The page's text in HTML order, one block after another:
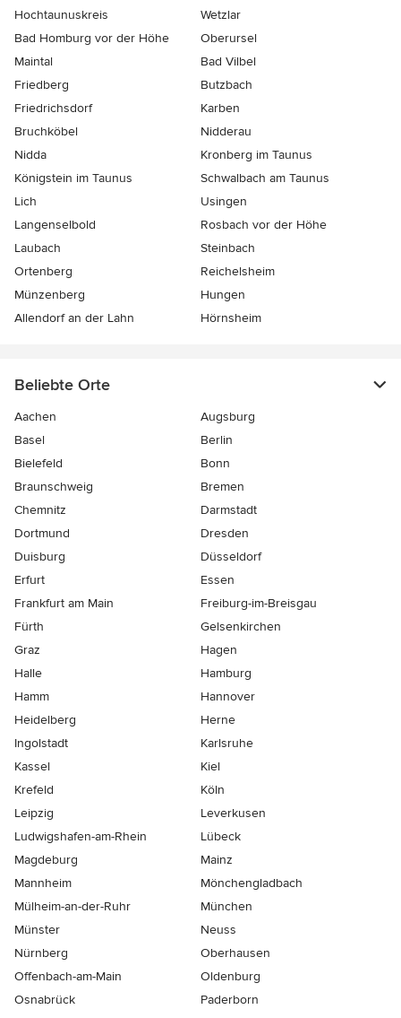
Hochtaunuskreis
Wetzlar
Bad Homburg vor der Höhe
Oberursel
Maintal
Bad Vilbel
Friedberg
Butzbach
Friedrichsdorf
Karben
Bruchköbel
Nidderau
Nidda
Kronberg im Taunus
Königstein im Taunus
Schwalbach am Taunus
Lich
Usingen
Langenselbold
Rosbach vor der Höhe
Laubach
Steinbach
Ortenberg
Reichelsheim
Münzenberg
Hungen
Allendorf an der Lahn
Hörnsheim
Beliebte Orte
Aachen
Augsburg
Basel
Berlin
Bielefeld
Bonn
Braunschweig
Bremen
Chemnitz
Darmstadt
Dortmund
Dresden
Duisburg
Düsseldorf
Erfurt
Essen
Frankfurt am Main
Freiburg-im-Breisgau
Fürth
Gelsenkirchen
Graz
Hagen
Halle
Hamburg
Hamm
Hannover
Heidelberg
Herne
Ingolstadt
Karlsruhe
Kassel
Kiel
Krefeld
Köln
Leipzig
Leverkusen
Ludwigshafen-am-Rhein
Lübeck
Magdeburg
Mainz
Mannheim
Mönchen­gladbach
Mülheim-an-der-Ruhr
München
Münster
Neuss
Nürnberg
Oberhausen
Offenbach-am-Main
Oldenburg
Osnabrück
Paderborn